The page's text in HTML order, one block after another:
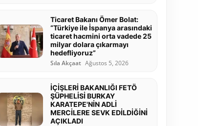
Ticaret Bakanı Ömer Bolat:
“Türkiye ile İspanya arasındaki
ticaret hacmini orta vadede 25
milyar dolara çıkarmayı
hedefliyoruz”
Sıla Akçaat Ağustos 5, 2026
İÇİŞLERİ BAKANLIĞI FETÖ
ŞÜPHELİSİ BURKAY
KARATEPE'NİN ADLİ
MERCİLERE SEVK EDİLDİĞİNİ
AÇIKLADI